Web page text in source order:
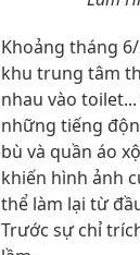
Khoảng tháng
khu trung tâm
nhau vào
những tiếng
bù và quần áo
khiến hình ảnh
thể làm lại từ
Trước sự chỉ